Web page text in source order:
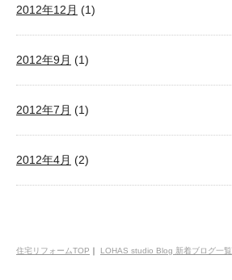
2012年12月 (1)
2012年9月 (1)
2012年7月 (1)
2012年4月 (2)
住宅リフォームTOP ｜ LOHAS studio Blog 新着ブログ一覧